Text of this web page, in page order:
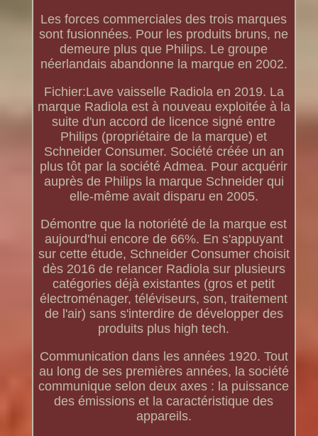
Les forces commerciales des trois marques
sont fusionnées. Pour les produits bruns, ne
demeure plus que Philips. Le groupe
néerlandais abandonne la marque en 2002.
Fichier:Lave vaisselle Radiola en 2019. La
marque Radiola est à nouveau exploitée à la
suite d'un accord de licence signé entre
Philips (propriétaire de la marque) et
Schneider Consumer. Société créée un an
plus tôt par la société Admea. Pour acquérir
auprès de Philips la marque Schneider qui
elle-même avait disparu en 2005.
Démontre que la notoriété de la marque est
aujourd'hui encore de 66%. En s'appuyant
sur cette étude, Schneider Consumer choisit
dès 2016 de relancer Radiola sur plusieurs
catégories déjà existantes (gros et petit
électroménager, téléviseurs, son, traitement
de l'air) sans s'interdire de développer des
produits plus high tech.
Communication dans les années 1920. Tout
au long de ses premières années, la société
communique selon deux axes : la puissance
des émissions et la caractéristique des
appareils.